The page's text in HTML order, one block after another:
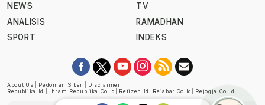
NEWS
ANALISIS
SPORT
TV
RAMADHAN
INDEKS
About Us Pedoman Siber
Disclaimer
Republika.id
Ihram.republika.co.id Retizen.id Rejabar.co.id Rejogja.co.id